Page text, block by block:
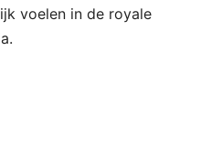
voelen in de royale